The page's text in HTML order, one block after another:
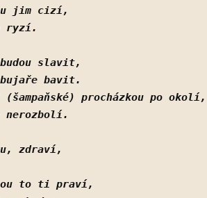
jim cizí,
ryzí.
slavit,
bujaře bavit.
procházkou po okolí,
nerozbolí.
zdraví,
to ti praví,